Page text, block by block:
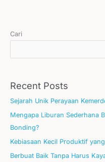
Cari
Recent Posts
Sejarah Unik Perayaan
Mengapa Liburan Sederhana
Bonding?
Kebiasaan Kecil Produktif
Berbuat Baik Tanpa Harus